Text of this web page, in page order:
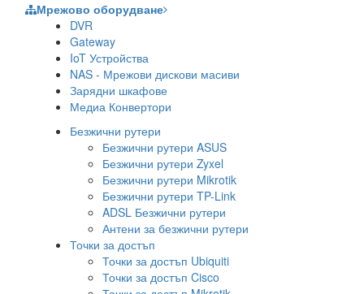
Мрежово оборудване
DVR
Gateway
IoT Устройства
NAS - Мрежови дискови масиви
Зарядни шкафове
Медиа Конвертори
Безжични рутери
Безжични рутери ASUS
Безжични рутери Zyxel
Безжични рутери Mikrotik
Безжични рутери TP-Link
ADSL Безжични рутери
Антени за безжични рутери
Точки за достъп
Точки за достъп Ubiquiti
Точки за достъп Cisco